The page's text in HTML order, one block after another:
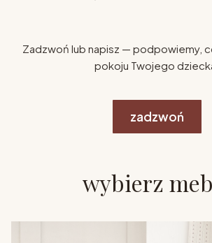
Zadzwoń lub napisz — podpowiemy,
pokoju Twojego
zadzwoń
wybierz